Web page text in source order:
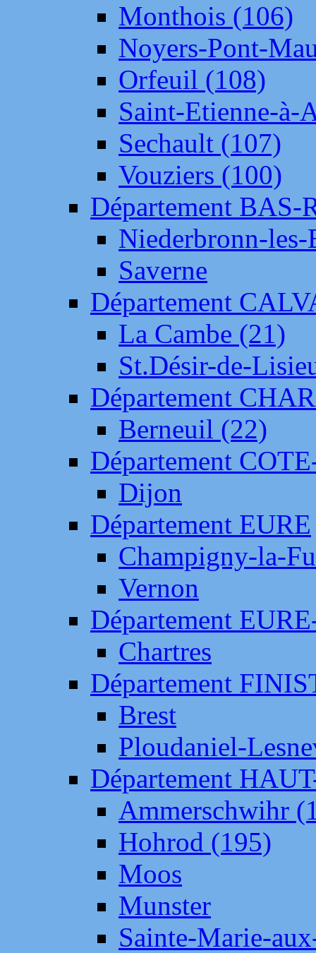
Monthois (106)
Noyers-Pont-
Orfeuil (108)
Saint-Etienne-à-
Sechault (107)
Vouziers (100)
Département BAS-
Niederbronn-
Saverne
Département
La Cambe (21)
St.Désir-de-
Département
Berneuil (22)
Département
Dijon
Département EURE
Champigny-la-
Vernon
Département
Chartres
Département
Brest
Ploudaniel-
Département
Ammerschwihr
Hohrod (195)
Moos
Munster
Sainte-Marie-